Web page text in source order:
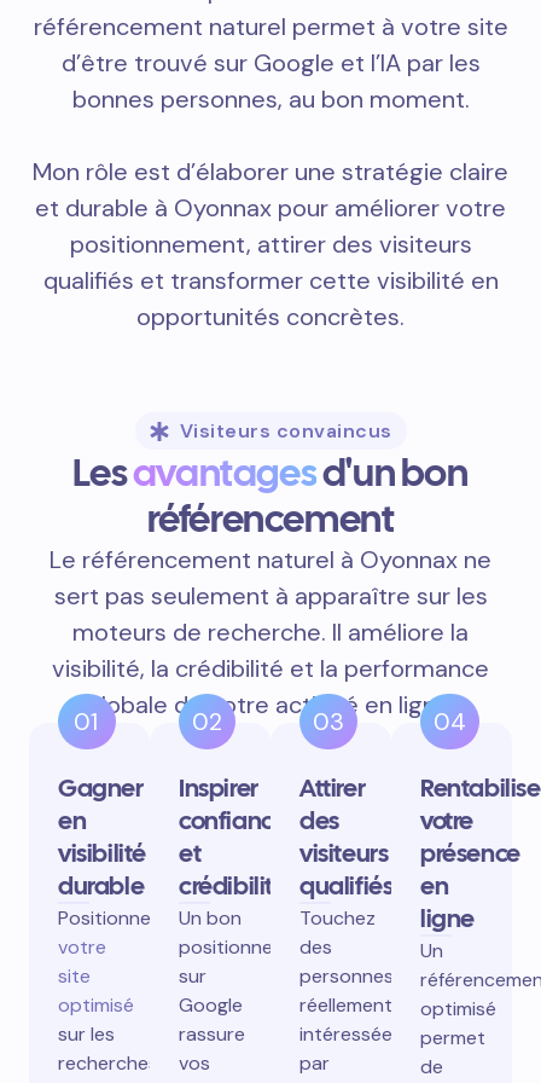
référencement naturel permet à votre site
d’être trouvé sur Google et l’IA par les
bonnes personnes, au bon moment.
Mon rôle est d’élaborer une stratégie claire
et durable à Oyonnax pour améliorer votre
positionnement, attirer des visiteurs
qualifiés et transformer cette visibilité en
opportunités concrètes.
Visiteurs convaincus
Lesavantagesd'un bon
référencement
Le référencement naturel à Oyonnax ne
sert pas seulement à apparaître sur les
moteurs de recherche. Il améliore la
visibilité, la crédibilité et la performance
globale de votre activité en ligne.
01
Gagner
en
visibilité
durable
Positionnez
votre
site
optimisé
sur les
recherches
02
Inspirer
confiance
et
crédibilité
Un bon
positionnement
sur
Google
rassure
vos
03
Attirer
des
visiteurs
qualifiés
Touchez
des
personnes
réellement
intéressées
par
04
votre
présence
en
ligne
Un
optimisé
permet
de